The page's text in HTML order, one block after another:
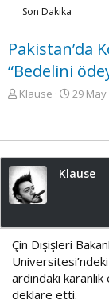
Son Dakika
Pakistan’da
“Bedelini
K
u
b
a
ş
t
a
n
Klause
B
g
i
h
i
29 May
Klause
Çin Dışişleri
ardındaki
deklare etti.